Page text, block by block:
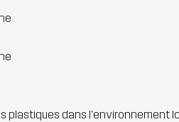
plastiques dans l'environnement